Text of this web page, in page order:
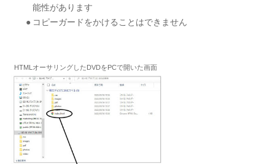
能性があります
コピーガードをかけることはできません
HTMLオーサリングしたDVDをPCで開いた画面